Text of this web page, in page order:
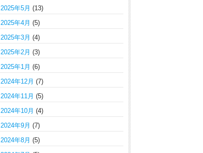
2025年5月 (13)
2025年4月 (5)
2025年3月 (4)
2025年2月 (3)
2025年1月 (6)
2024年12月 (7)
2024年11月 (5)
2024年10月 (4)
2024年9月 (7)
2024年8月 (5)